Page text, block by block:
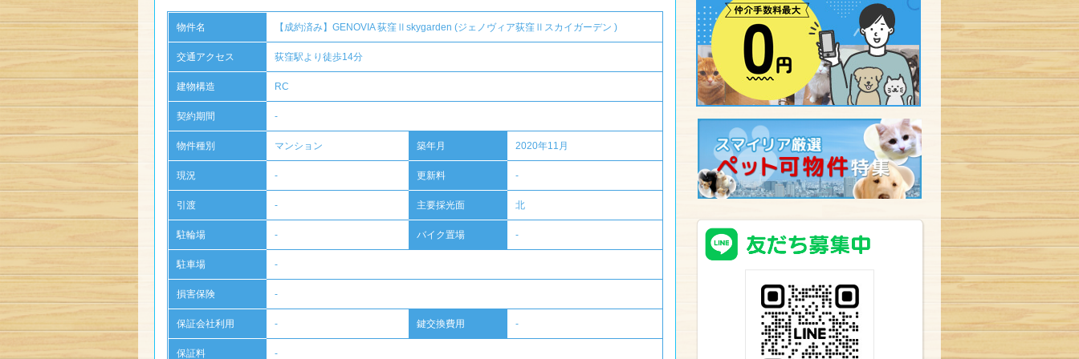
物件名 【成約済み】 GENOVIA 荻窪Ⅱskygarden (ジェノヴィア荻窪Ⅱスカイガーデン )
交通アクセス 荻窪駅より徒歩14分
建物構造 RC
契約期間 -
物件種別 マンション 築年月 2020年11月
現況 - 更新料 -
引渡 - 主要採光面 北
駐輪場 - バイク置場 -
駐車場 -
損害保険 -
保証会社利用 - 鍵交換費用 -
保証料 -